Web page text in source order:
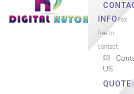
INFOFeel
free to
contact.
US
QUOTE